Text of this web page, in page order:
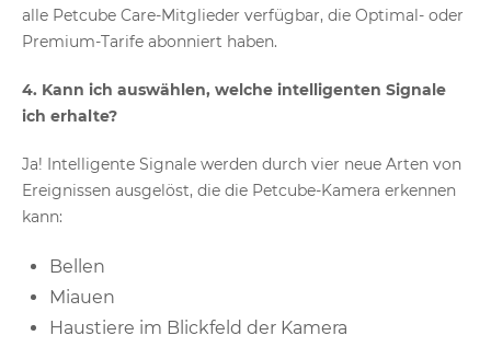
alle Petcube Care-Mitglieder verfügbar, die Optimal- oder
Premium-Tarife abonniert haben.
4. Kann ich auswählen, welche intelligenten Signale
ich erhalte?
Ja! Intelligente Signale werden durch vier neue Arten von
Ereignissen ausgelöst, die die Petcube-Kamera erkennen
kann:
Bellen
Miauen
Haustiere im Blickfeld der Kamera